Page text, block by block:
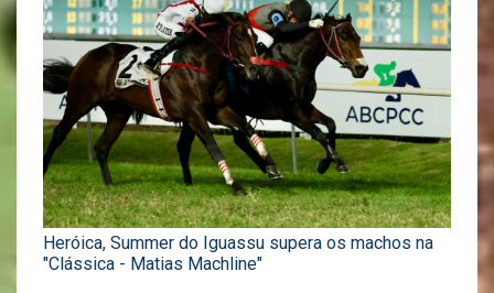
Heróica, Summer do Iguassu supera os machos na
"Clássica - Matias Machline"